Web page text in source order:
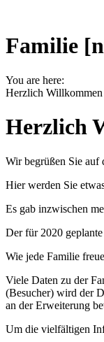
Familie
You are here:
Herzlich Willkommen
Herzlich
Wir begrüßen Sie auf
Hier werden Sie
Es gab inzwischen
Der für 2020 geplante
Wie jede Familie
Viele Daten zu der
(Besucher) wird der
an der Erweiterung
Um die vielfältigen